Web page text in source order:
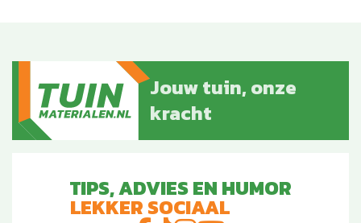
Jouw tuin, onze
kracht
TIPS, ADVIES EN HUMOR
LEKKER SOCIAAL